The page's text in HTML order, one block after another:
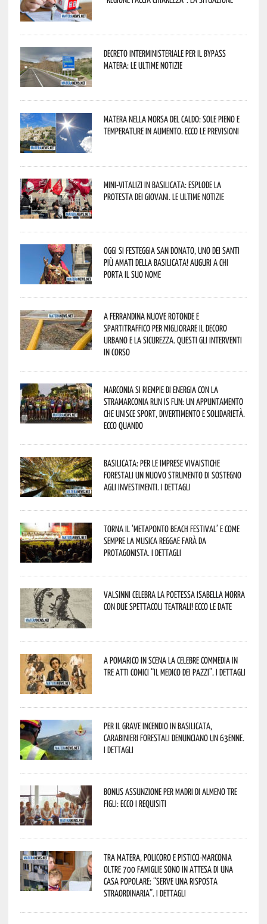
Decreto interministeriale per il Bypass
Matera: le ultime notizie
Matera nella morsa del caldo: sole pieno e
temperature in aumento. Ecco le previsioni
Mini-vitalizi in Basilicata: esplode la
protesta dei giovani. Le ultime notizie
Oggi si festeggia San Donato, uno dei Santi
più amati della Basilicata! Auguri a chi
porta il suo nome
A Ferrandina nuove rotonde e
spartitraffico per migliorare il decoro
urbano e la sicurezza. Questi gli interventi
in corso
Marconia si riempie di energia con la
StraMarconia Run is Fun: un appuntamento
che unisce sport, divertimento e solidarietà.
Ecco quando
Basilicata: per le imprese vivaistiche
forestali un nuovo strumento di sostegno
agli investimenti. I dettagli
Torna il ‘Metaponto beach festival’ e come
sempre la musica reggae farà da
protagonista. I dettagli
Valsinni celebra la poetessa Isabella Morra
con due spettacoli teatrali! Ecco le date
A Pomarico in scena la celebre commedia in
tre atti comici “Il medico dei pazzi”. I dettagli
Per il grave incendio in Basilicata,
Carabinieri forestali denunciano un 63enne.
I dettagli
Bonus assunzione per madri di almeno tre
figli: ecco i requisiti
Tra Matera, Policoro e Pisticci-Marconia
oltre 700 famiglie sono in attesa di una
casa popolare: “serve una risposta
straordinaria”. I dettagli